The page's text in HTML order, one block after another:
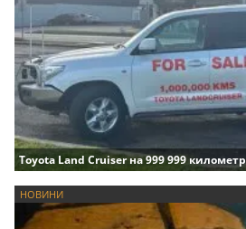
Toyota Land Cruiser на 999 999
НОВИНИ